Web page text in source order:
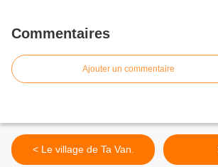
Commentaires
Ajouter un commentaire
< Le village de Ta Van.